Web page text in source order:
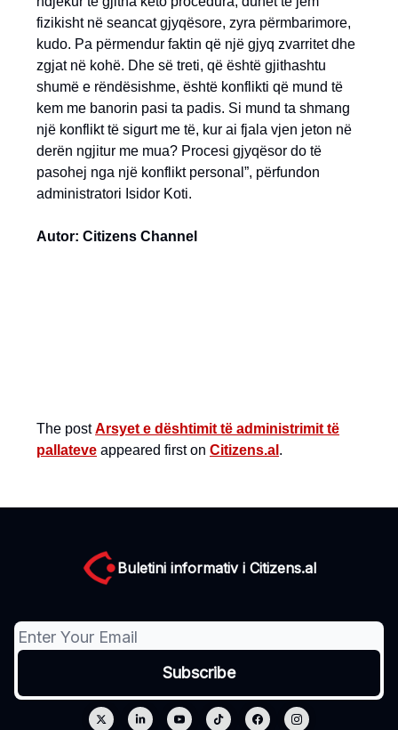
fizikisht në seancat gjyqësore, zyra përmbarimore,
kudo. Pa përmendur faktin që një gjyq zvarritet dhe
zgjat në kohë. Dhe së treti, që është gjithashtu
shumë e rëndësishme, është konflikti që mund të
kem me banorin pasi ta padis. Si mund ta shmang
një konflikt të sigurt me të, kur ai fjala vjen jeton në
derën ngjitur me mua? Procesi gjyqësor do të
pasohej nga një konflikt personal”, përfundon
administratori Isidor Koti.
Autor: Citizens Channel
The postArsyet e dështimit të administrimit të
pallateve appeared first on Citizens.al .
Buletini informativ i Citizens.al